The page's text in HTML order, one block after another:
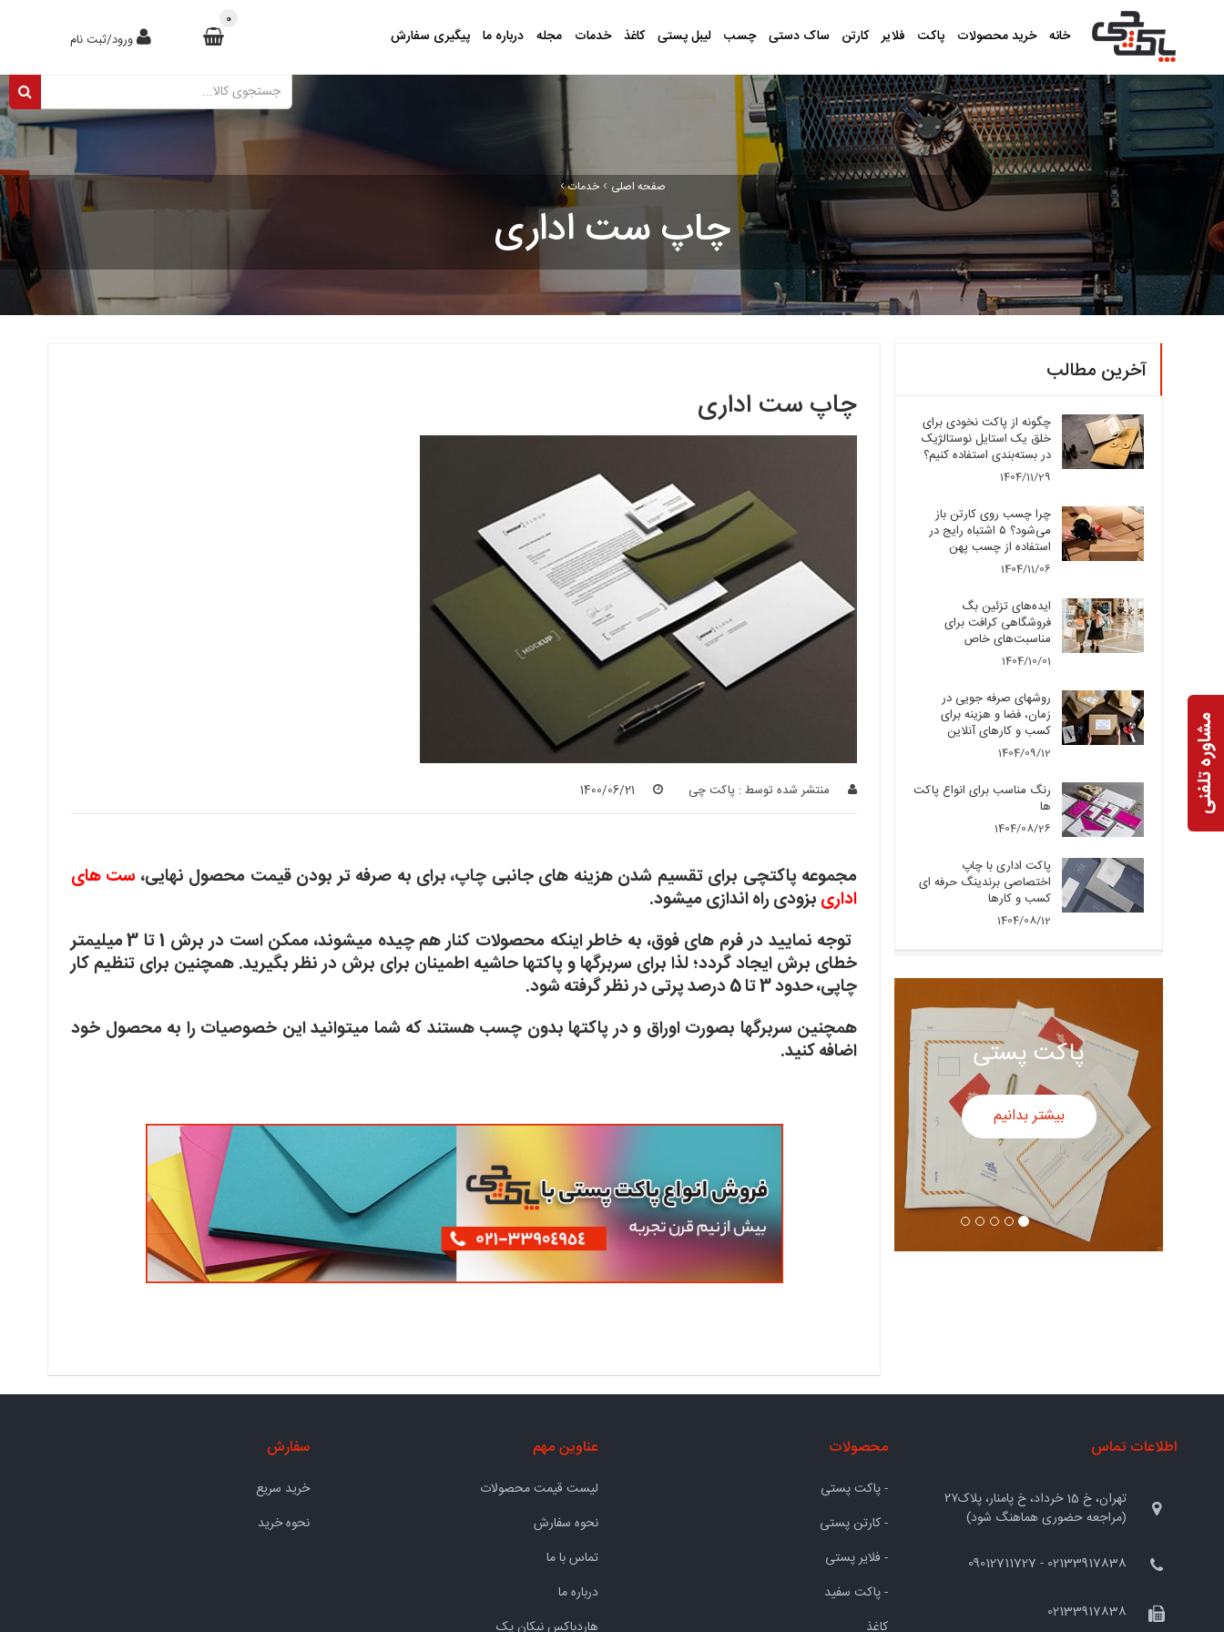
خانه خرید محصولات پاکت فلایر کارتن ساک دستی چسب لیبل پستی کاغذ خدمات مجله درباره ما پیگیری سفارش ورود/ثبت نام
0
صفحه اصلی › خدمات ›
چاپ ست اداری
آخرین مطالب
چگونه از پاکت نخودی برای
خلق یک استایل نوستالژیک
در بسته‌بندی استفاده کنیم؟
1404/11/29
چرا چسب روی کارتن باز
می‌شود؟ ۵ اشتباه رایج در
استفاده از چسب پهن
1404/11/06
ایده‌های تزئین بگ
فروشگاهی کرافت برای
مناسبت‌های خاص
1404/10/01
روشهای صرفه جویی در
زمان، فضا و هزینه برای
کسب و کارهای آنلاین
1404/09/12
رنگ مناسب برای انواع پاکت
ها
1404/08/26
پاکت اداری با چاپ
اختصاصی برندینگ حرفه ای
کسب و کارها
1404/08/12
پاکت پستی
بیشتر بدانیم
چاپ ست اداری
منتشر شده توسط : پاکت چی 1400/06/21
مجموعه پاکتچی برای تقسیم شدن هزینه های جانبی چاپ، برای به صرفه تر بودن قیمت محصول نهایی، ست های
اداری بزودی راه اندازی میشود.
توجه نمایید در فرم های فوق، به خاطر اینکه محصولات کنار هم چیده میشوند، ممکن است در برش 1 تا 3 میلیمتر
خطای برش ایجاد گردد؛ لذا برای سربرگها و پاکتها حاشیه اطمینان برای برش در نظر بگیرید. همچنین برای تنظیم کار
چاپی، حدود 3 تا 5 درصد پرتی در نظر گرفته شود.
همچنین سربرگها بصورت اوراق و در پاکتها بدون چسب هستند که شما میتوانید این خصوصیات را به محصول خود
اضافه کنید.
مشاوره تلفنی
اطلاعات تماس
تهران، خ 15 خرداد، خ پامنار، پلاک۲۷
(مراجعه حضوری هماهنگ شود)
02133917838 - 09012711727
02133917838
محصولات
- پاکت پستی
- کارتن پستی
- فلایر پستی
- پاکت سفید
کاغذ
عناوین مهم
لیست قیمت محصولات
نحوه سفارش
تماس با ما
درباره ما
هاردباکس نیکان پک
سفارش
خرید سریع
نحوه خرید